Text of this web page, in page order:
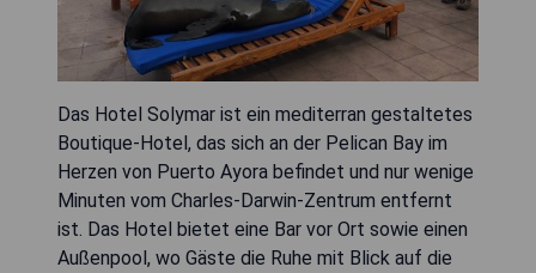
Das Hotel Solymar ist ein mediterran gestaltetes
Boutique-Hotel, das sich an der Pelican Bay im
Herzen von Puerto Ayora befindet und nur wenige
Minuten vom Charles-Darwin-Zentrum entfernt
ist. Das Hotel bietet eine Bar vor Ort sowie einen
Außenpool, wo Gäste die Ruhe mit Blick auf die